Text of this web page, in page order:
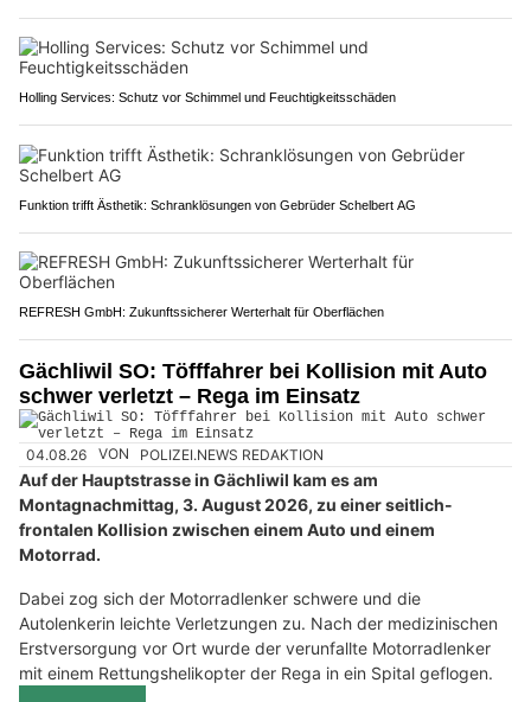
Holling Services: Schutz vor Schimmel und Feuchtigkeitsschäden
Funktion trifft Ästhetik: Schranklösungen von Gebrüder Schelbert AG
REFRESH GmbH: Zukunftssicherer Werterhalt für Oberflächen
Gächliwil SO: Töfffahrer bei Kollision mit Auto
schwer verletzt – Rega im Einsatz
04.08.26 VON POLIZEI.NEWS REDAKTION
Auf der Hauptstrasse in Gächliwil kam es am
Montagnachmittag, 3. August 2026, zu einer seitlich-
frontalen Kollision zwischen einem Auto und einem
Motorrad.
Dabei zog sich der Motorradlenker schwere und die
Autolenkerin leichte Verletzungen zu. Nach der medizinischen
Erstversorgung vor Ort wurde der verunfallte Motorradlenker
mit einem Rettungshelikopter der Rega in ein Spital geflogen.